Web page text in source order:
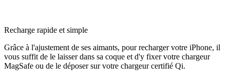
Recharge rapide et simple
Grâce à l'ajustement de ses aimants, pour recharger votre iPhone, il
vous suffit de le laisser dans sa coque et d'y fixer votre chargeur
MagSafe ou de le déposer sur votre chargeur certifié Qi.